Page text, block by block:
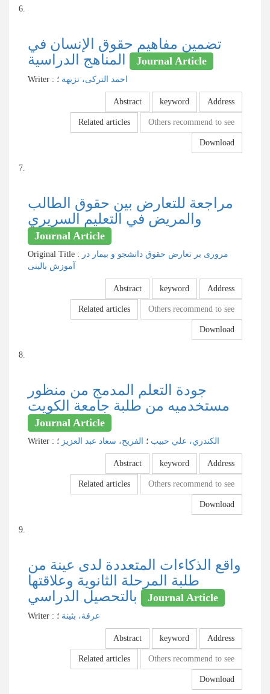
6.
تضمین مفاهیم حقوق الإنسان في
Journal Article
Writer : احمد الترکی، نزیهة ؛
Abstract keyword Address
Related articles Others recommend to see
Download
7.
مراجعة للتعارض بين حقوق الطالب
والمريض في التعليم السريري
Journal Article
Original Title : مروری بر تعارض حقوق دانشجو و بیمار در
آموزش بالینی
Abstract keyword Address
Related articles Others recommend to see
Download
8.
جودة التعلم المدمج من منظور
مستخدميه من طلبة جامعة الكويت
Journal Article
Writer : الكندري، علي حبيب ؛ الفريح، سعاد عبد العزيز ؛
Abstract keyword Address
Related articles Others recommend to see
Download
9.
واقع الذكاءات المتعددة لدى عينة من
طلبة المرحلة الثانوية وعلاقتها
Journal Article
Writer : عرفة، بثينة ؛
Abstract keyword Address
Related articles Others recommend to see
Download